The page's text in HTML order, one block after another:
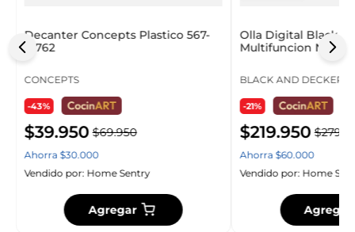
Decanter Concepts Plastico 567-
41762
CONCEPTS
-43%
$39.950 $69.950
Ahorra $30.000
Vendido por: Home Sentry
Agregar
Olla Digital Black
Multifuncion Negro
BLACK AND DECKER
-21%
$219.950 $279
Ahorra$60.000
Vendido por:Home
Agregar